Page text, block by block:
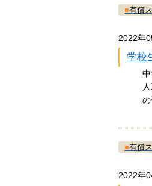
■有償
2022年
学校
■有償
2022年